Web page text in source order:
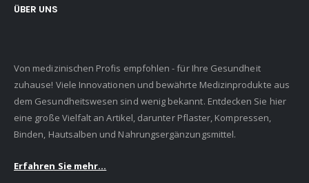
ÜBER UNS
Von medizinischen Profis empfohlen - für Ihre Gesundheit
zuhause! Viele Innovationen und bewährte Medizinprodukte aus
dem Gesundheitswesen sind wenig bekannt. Entdecken Sie hier
eine große Vielfalt an Artikel, darunter Pflaster, Kompressen,
Binden, Hautsalben und Nahrungsergänzungsmittel.
Erfahren Sie mehr...